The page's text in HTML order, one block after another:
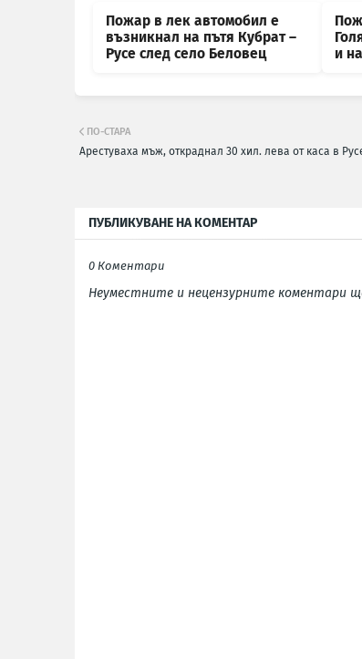
Пожар в лек автомобил е
възникнал на пътя Кубрат –
Русе след село Беловец
и
ПО-СТАРА
Арестуваха мъж, откраднал 30 хил. лева от каса в
ПУБЛИКУВАНЕ НА КОМЕНТАР
0 Коментари
Неуместните и нецензурните коментари